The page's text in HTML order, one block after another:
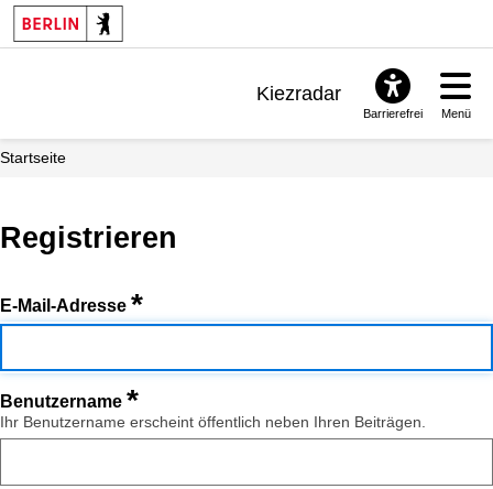
Kiezradar
Barrierefrei Menü
Startseite
Registrieren
E-Mail-Adresse *
Benutzername *
Ihr Benutzername erscheint öffentlich neben Ihren Beiträgen.